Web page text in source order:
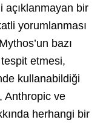
açıklanmayan bir
yorumlanması
bazı
etmesi,
kullanabildiği
Anthropic ve
herhangi bir